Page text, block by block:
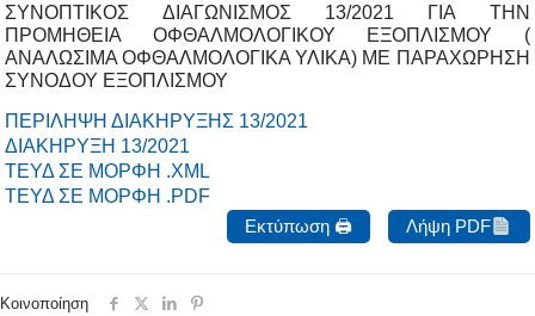
ΣΥΝΟΠΤΙΚΟΣ ΔΙΑΓΩΝΙΣΜΟΣ 13/2021 ΓΙΑ ΤΗΝ
ΠΡΟΜΗΘΕΙΑ ΟΦΘΑΛΜΟΛΟΓΙΚΟΥ ΕΞΟΠΛΙΣΜΟΥ (
ΑΝΑΛΩΣΙΜΑ ΟΦΘΑΛΜΟΛΟΓΙΚΑ ΥΛΙΚΑ) ΜΕ ΠΑΡΑΧΩΡΗΣΗ
ΣΥΝΟΔΟΥ ΕΞΟΠΛΙΣΜΟΥ
ΠΕΡΙΛΗΨΗ ΔΙΑΚΗΡΥΞΗΣ 13/2021
ΔΙΑΚΗΡΥΞΗ 13/2021
ΤΕΥΔ ΣΕ ΜΟΡΦΗ .XML
ΤΕΥΔ ΣΕ ΜΟΡΦΗ .PDF
Εκτύπωση 🖨
Λήψη PDF
Κοινοποίηση